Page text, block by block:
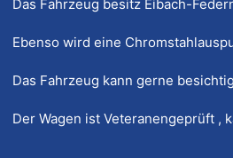
Das Fahrzeug besitz Eibach-
Ebenso wird eine
Das Fahrzeug kann gerne
Der Wagen ist Veteranengeprüft ,